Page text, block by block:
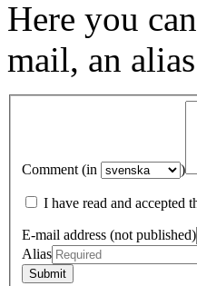
Here you
mail, an
Comment (in )
I have read and accepted
E-mail address (not published)
Alias